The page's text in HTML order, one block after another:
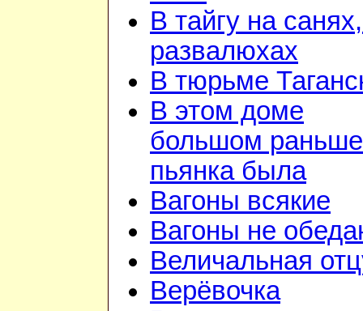
В тайгу на
развалюхах
В тюрьме
В этом доме
большом раньше
пьянка была
Вагоны всякие
Вагоны не
Величальная
Верёвочка